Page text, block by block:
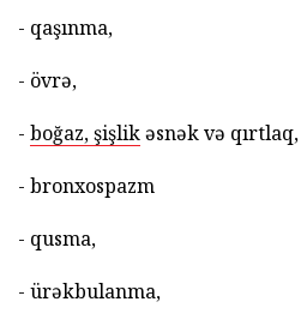
- qaşınma,
- övrə,
- boğaz, şişlikəsnək və qırtlaq,
- bronxospazm
- qusma,
- ürəkbulanma,